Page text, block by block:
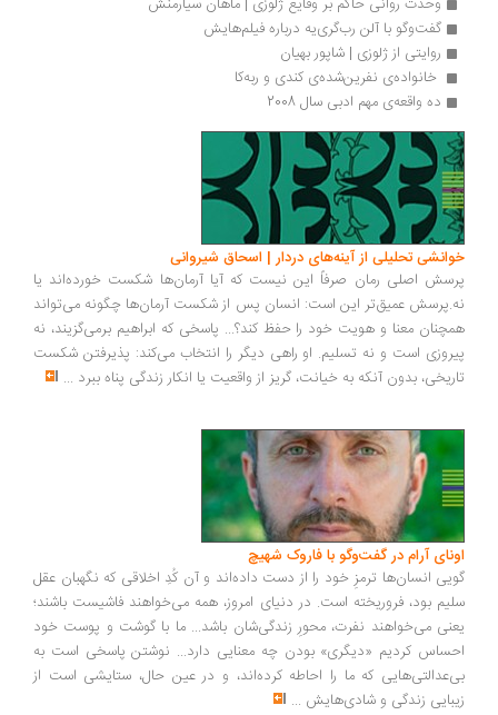
گفت‌وگو با آلن رب‌گری‌یه درباره فیلم‌هایش
روایتی از ژلوزی | شاپور بهیان
خانواده‌ی نفرین‌شده‌ی کندی و ربه‌کا
ده واقعه‌ی مهم ادبی سال 2008
خوانشی تحلیلی از آینه‌های دردار | اسحاق شیروانی
پرسش اصلی رمان صرفاً این نیست که آیا آرمان‌ها شکست خورده‌اند یا
نه.پرسش عمیق‌تر این است: انسان پس از شکست آرمان‌ها چگونه می‌تواند
همچنان معنا و هویت خود را حفظ کند؟... پاسخی که ابراهیم برمی‌گزیند، نه
پیروزی است و نه تسلیم. او راهی دیگر را انتخاب می‌کند: پذیرفتن شکست
تاریخی، بدون آنکه به خیانت، گریز از واقعیت یا انکار زندگی پناه ببرد ...
اونای آرام در گفت‌وگو با فاروک شهیچ‭
گویی انسان‌ها ترمزِ خود را از دست داده‌اند و آن کُدِ اخلاقی که نگهبان عقل
سلیم بود، فروریخته است. در دنیای امروز، همه می‌خواهند فاشیست باشند؛
یعنی می‌خواهند نفرت، محورِ زندگی‌شان باشد... ما با گوشت و پوست خود
احساس کردیم «دیگری» بودن چه معنایی دارد... نوشتن پاسخی است به
بی‌عدالتی‌هایی که ما را احاطه کرده‌اند، و در عین حال، ستایشی است از
زیبایی زندگی و شادی‌هایش ...